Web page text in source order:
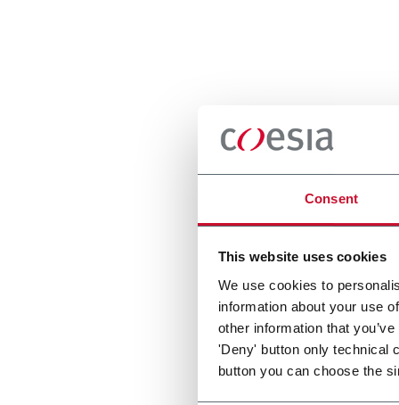
Consent
This website uses cookies
We use cookies to
information about your use
other information that
'Deny' button only technical
button you can choose the